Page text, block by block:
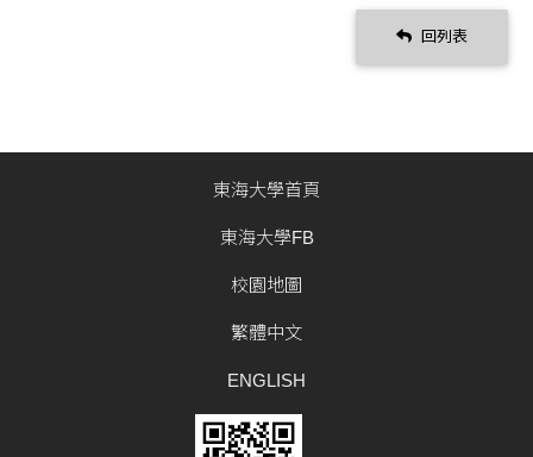
回列表
東海大學首頁
東海大學FB
校園地圖
繁體中文
ENGLISH